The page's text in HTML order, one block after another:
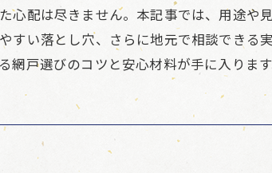
配は尽きません。本記事では、用途や
い落とし穴、さらに地元で相談できる
戸選びのコツと安心材料が手に入ります